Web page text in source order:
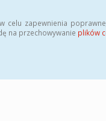
zapewnienia
na przechowywanie plików